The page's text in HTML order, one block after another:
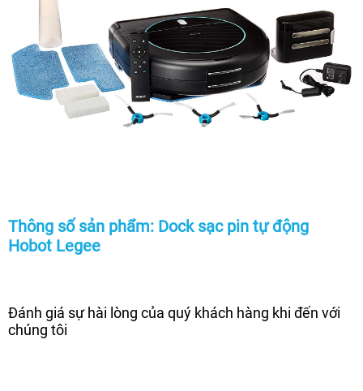
Thông số sản phẩm: Dock sạc pin tự động
Hobot Legee
Đánh giá sự hài lòng của quý khách hàng khi đến với
chúng tôi